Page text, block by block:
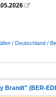

/ Deutschland /
Brandt" (BER-